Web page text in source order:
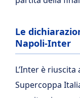
Le
Napoli-Inter
L’Inter è
Supercoppa